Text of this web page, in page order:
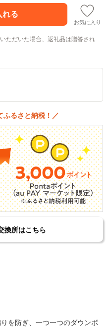
お気に入り
ただいた場合、返礼品は贈答され
ふるさと納税！／
換所はこちら
を防ぎ、一つ一つのダウンボ